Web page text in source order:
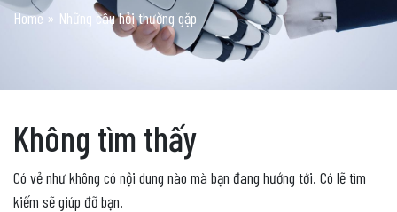
Home» Những câu hỏi thường gặp
Không tìm thấy
Có vẻ như không có nội dung nào mà bạn đang hướng tới. Có lẽ tìm
kiếm sẽ giúp đỡ bạn.